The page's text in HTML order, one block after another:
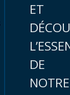
ET
DE
NOTRE